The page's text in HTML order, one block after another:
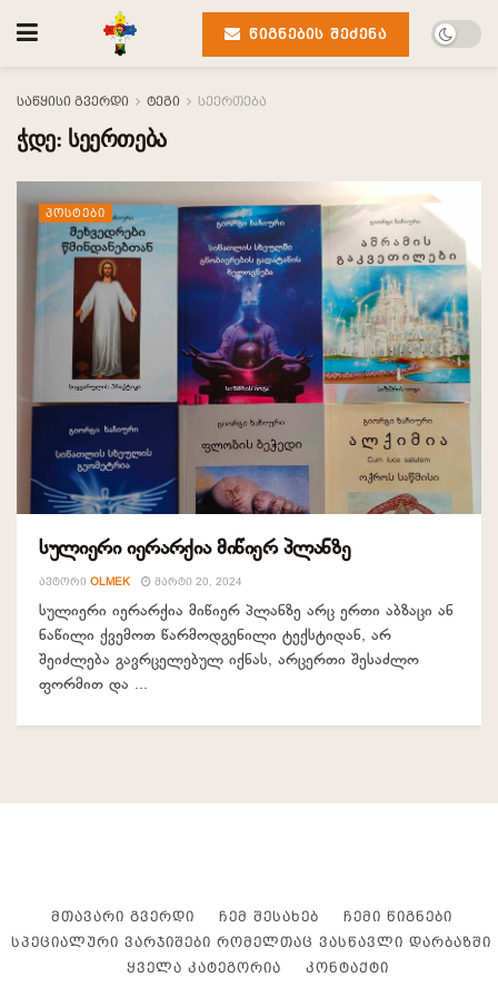
ᲬᲘᲒᲜᲔᲑᲘᲡ ᲨᲔᲫᲔᲜᲐ
საწყისი გვერდი ტეგი სეერთება
ჭდე: სეერთება
ᲞᲝᲡᲢᲔᲑᲘ
სულიერი იერარქია მიწიერ პლანზე
ᲐᲕᲢᲝᲠᲘ OLMEK ᲛᲐᲠᲢᲘ 20, 2024
სულიერი იერარქია მიწიერ პლანზე არც ერთი აბზაცი ან
ნაწილი ქვემოთ წარმოდგენილი ტექსტიდან, არ
შეიძლება გავრცელებულ იქნას, არცერთი შესაძლო
ფორმით და ...
ᲛᲗᲐᲕᲐᲠᲘ ᲒᲕᲔᲠᲓᲘ ᲩᲔᲛ ᲨᲔᲡᲐᲮᲔᲑ
ᲩᲔᲛᲘ ᲬᲘᲒᲜᲔᲑᲘ
ᲡᲞᲔᲪᲘᲐᲚᲣᲠᲘ ᲕᲐᲠᲯᲘᲨᲔᲑᲘ ᲠᲝᲛᲔᲚᲗᲐᲪ ᲕᲐᲡᲬᲐᲕᲚᲘ ᲓᲐᲠᲑᲐᲖᲨᲘ
ᲧᲕᲔᲚᲐ ᲙᲐᲢᲔᲒᲝᲠᲘᲐ
ᲙᲝᲜᲢᲐᲥᲢᲘ